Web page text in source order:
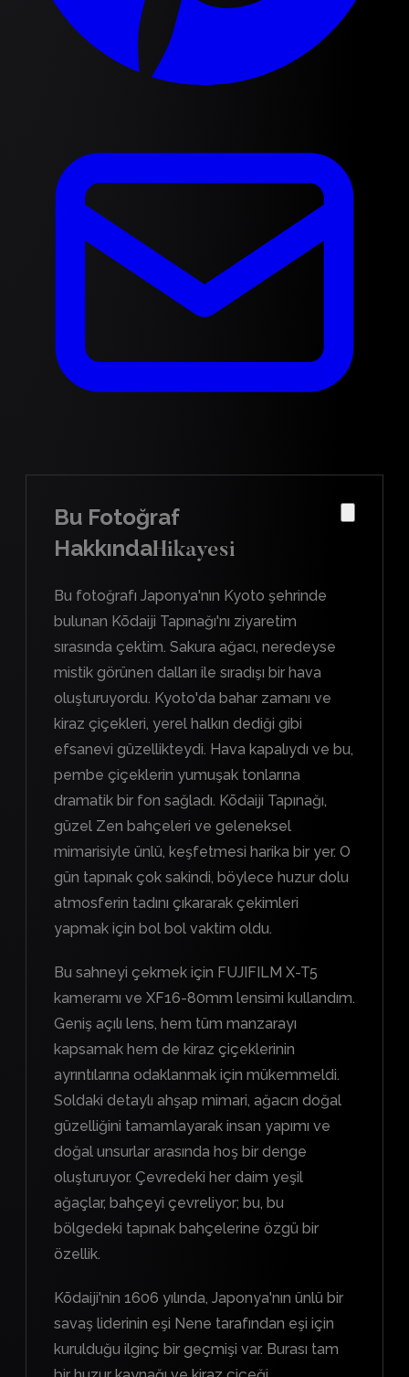
Bu Fotoğraf
HakkındaHikayesi
Bu fotoğrafı Japonya'nın Kyoto şehrinde
bulunan Kōdaiji Tapınağı'nı ziyaretim
sırasında çektim. Sakura ağacı, neredeyse
mistik görünen dalları ile sıradışı bir hava
oluşturuyordu. Kyoto'da bahar zamanı ve
kiraz çiçekleri, yerel halkın dediği gibi
efsanevi güzellikteydi. Hava kapalıydı ve bu,
pembe çiçeklerin yumuşak tonlarına
dramatik bir fon sağladı. Kōdaiji Tapınağı,
güzel Zen bahçeleri ve geleneksel
mimarisiyle ünlü, keşfetmesi harika bir yer. O
gün tapınak çok sakindi, böylece huzur dolu
atmosferin tadını çıkararak çekimleri
yapmak için bol bol vaktim oldu.
Bu sahneyi çekmek için FUJIFILM X-T5
kameramı ve XF16-80mm lensimi kullandım.
Geniş açılı lens, hem tüm manzarayı
kapsamak hem de kiraz çiçeklerinin
ayrıntılarına odaklanmak için mükemmeldi.
Soldaki detaylı ahşap mimari, ağacın doğal
güzelliğini tamamlayarak insan yapımı ve
doğal unsurlar arasında hoş bir denge
oluşturuyor. Çevredeki her daim yeşil
ağaçlar, bahçeyi çevreliyor; bu, bu
bölgedeki tapınak bahçelerine özgü bir
özellik.
Kōdaiji'nin 1606 yılında, Japonya'nın ünlü bir
savaş liderinin eşi Nene tarafından eşi için
kurulduğu ilginç bir geçmişi var. Burası tam